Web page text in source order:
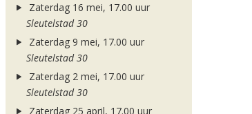
Zaterdag 16 mei, 17.00 uur
Sleutelstad 30
Zaterdag 9 mei, 17.00 uur
Sleutelstad 30
Zaterdag 2 mei, 17.00 uur
Sleutelstad 30
Zaterdag 25 april, 17.00 uur